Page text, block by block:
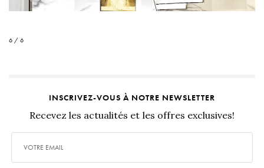
6 / 6
INSCRIVEZ-VOUS À NOTRE NEWSLETTER
Recevez les actualités et les offres exclusives!